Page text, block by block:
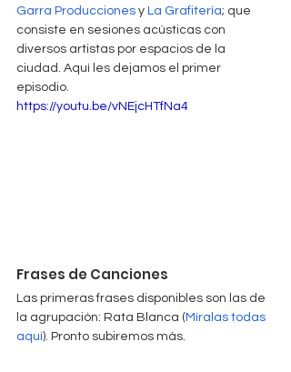
Garra Producciones y La Grafitería; que
consiste en sesiones acústicas con
diversos artistas por espacios de la
ciudad. Aquí les dejamos el primer
episodio.
https://youtu.be/vNEjcHTfNa4
Frases de Canciones
Las primeras frases disponibles son las de
la agrupación: Rata Blanca ( Míralas todas
aquí). Pronto subiremos más.